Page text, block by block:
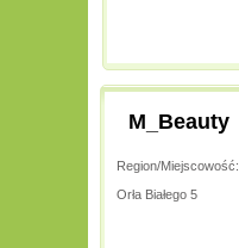
M_Beauty
Region/Miejscowość:
Orła Białego 5